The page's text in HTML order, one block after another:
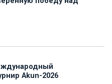
Akun-2026